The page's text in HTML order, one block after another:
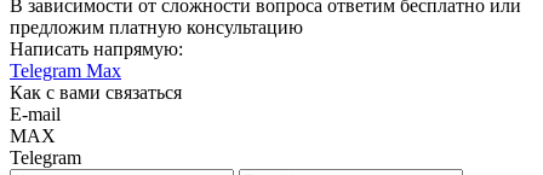
В зависимости от сложности вопроса ответим бесплатно или
предложим платную консультацию
Написать напрямую:
Telegram Max
Как с вами связаться
E-mail
MAX
Telegram